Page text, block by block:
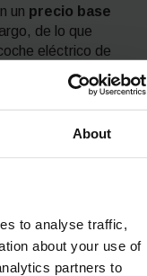
About
to analyse traffic,
about your use of
partners to
un precio base
de lo que
eléctrico de
se puede
de la movilidad
de